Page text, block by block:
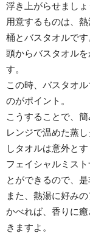
浮き上がらせましょ
用意するものは、
桶とバスタオルです
頭からバスタオル
す。
この時、バスタオ
のがポイント。
こうすることで、
レンジで温めた蒸
しタオルは意外と
フェイシャルミス
とができるので、
また、熱湯に好み
かべれば、香りに
きますよ。